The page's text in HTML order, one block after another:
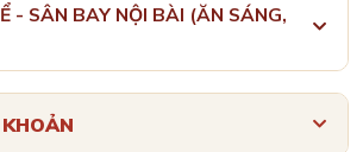
- SÂN BAY NỘI BÀI (ĂN SÁNG,